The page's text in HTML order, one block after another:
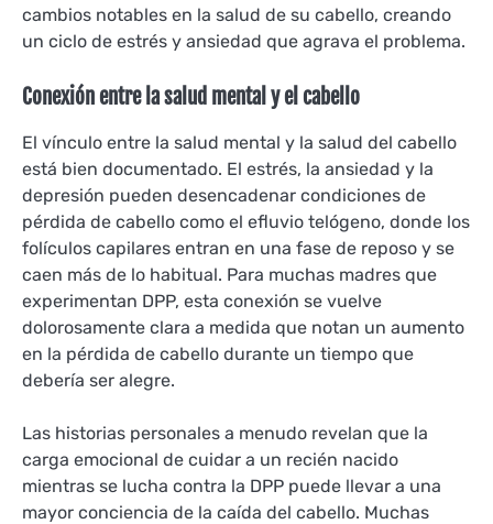
cambios notables en la salud de su cabello, creando
un ciclo de estrés y ansiedad que agrava el problema.
Conexión entre la salud mental y el cabello
El vínculo entre la salud mental y la salud del cabello
está bien documentado. El estrés, la ansiedad y la
depresión pueden desencadenar condiciones de
pérdida de cabello como el efluvio telógeno, donde los
folículos capilares entran en una fase de reposo y se
caen más de lo habitual. Para muchas madres que
experimentan DPP, esta conexión se vuelve
dolorosamente clara a medida que notan un aumento
en la pérdida de cabello durante un tiempo que
debería ser alegre.
Las historias personales a menudo revelan que la
carga emocional de cuidar a un recién nacido
mientras se lucha contra la DPP puede llevar a una
mayor conciencia de la caída del cabello. Muchas